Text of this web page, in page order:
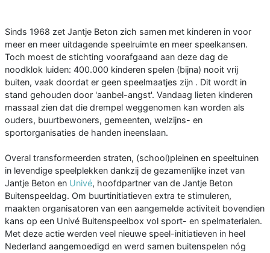
Sinds 1968 zet Jantje Beton zich samen met kinderen in voor
meer en meer uitdagende speelruimte en meer speelkansen.
Toch moest de stichting voorafgaand aan deze dag de
noodklok luiden: 400.000 kinderen spelen (bijna) nooit vrij
buiten, vaak doordat er geen speelmaatjes zijn . Dit wordt in
stand gehouden door 'aanbel-angst'. Vandaag lieten kinderen
massaal zien dat die drempel weggenomen kan worden als
ouders, buurtbewoners, gemeenten, welzijns- en
sportorganisaties de handen ineenslaan.
Overal transformeerden straten, (school)pleinen en speeltuinen
in levendige speelplekken dankzij de gezamenlijke inzet van
Jantje Beton en Univé, hoofdpartner van de Jantje Beton
Buitenspeeldag. Om buurtinitiatieven extra te stimuleren,
maakten organisatoren van een aangemelde activiteit bovendien
kans op een Univé Buitenspeelbox vol sport- en spelmaterialen.
Met deze actie werden veel nieuwe speel-initiatieven in heel
Nederland aangemoedigd en werd samen buitenspelen nóg